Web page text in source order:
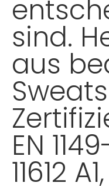
sind.
aus
EN
11612